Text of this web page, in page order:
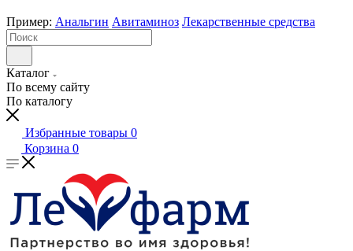
Пример: Анальгин Авитаминоз Лекарственные средства
Каталог
По всему сайту
По каталогу
Избранные товары 0
Корзина 0